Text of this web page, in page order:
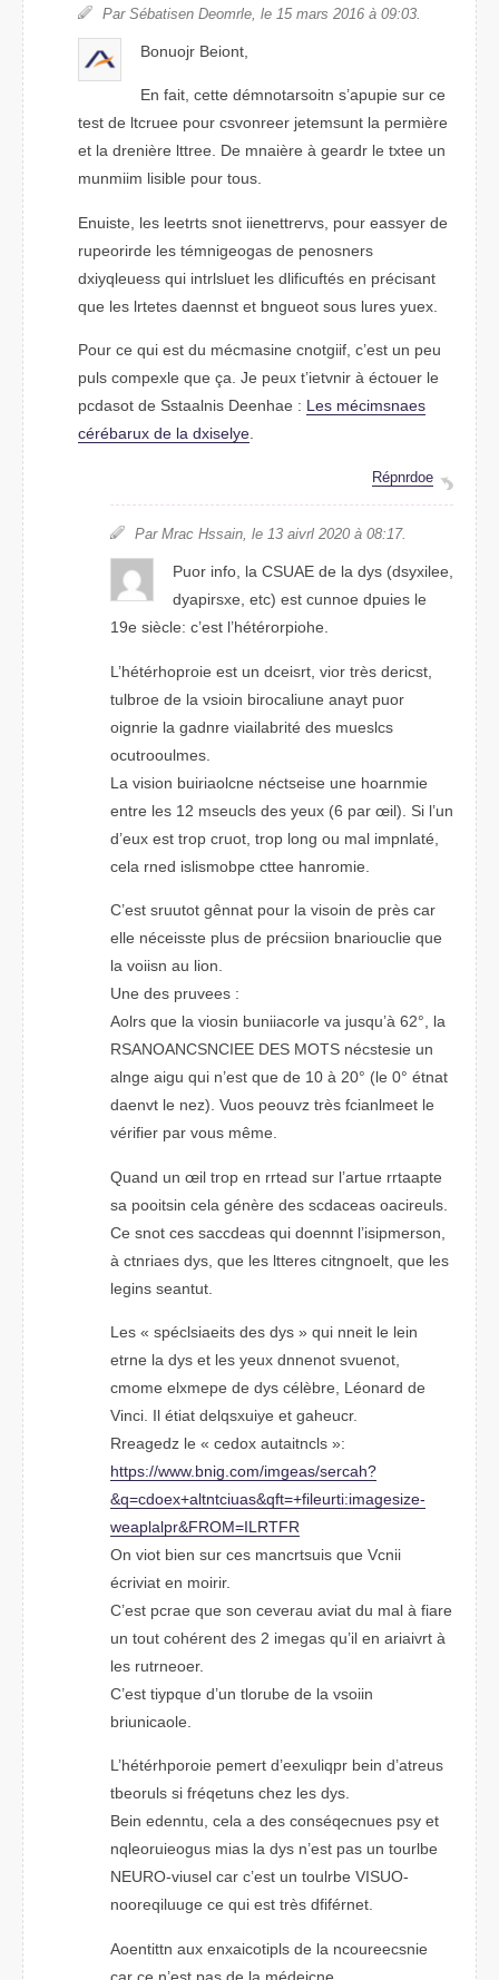
Par Sébestian Dmlroee, le 15 mars 2106 à 09:03.
Bouonjr Bnoeit,
En fait, cette démtarsoiontn s’auippe sur ce
test de lurtece pour csveneorr jeetmusnt la pmerière
et la drenière letrte. De manière à geardr le txtee un
munmiim lislibe pour tous.
Enuitse, les leetrts snot iienettrervs, pour eaeyssr de
rpierudore les témnigeagos de pseneonrs
dxeelqyiuss qui inrltsluet les dlfciiuftés en précinsat
que les lretets dnsneat et bonuget suos luers yuex.
Pour ce qui est du mécmnsiae ctinoigf, c’est un peu
plus cxpemole que ça. Je peux t’ietvnir à écteuor le
pcosdat de Salasnits Dnaeehe : Les mécinaesms
cérébraux de la dsieyxle.
Répnrdoe
Par Mrac Hssian, le 13 aivrl 2200 à 08:17.
Puor info, la CSUAE de la dys (dsylxiee,
dirpaysxe, etc) est cunone diupes le
19e siècle: c’est l’hétérprhoioe.
L’hétérhoorpie est un dcseirt, vior très descirt,
tubrloe de la vsiion birunolicae aynat puor
oirgine la ganrde vriabiilaté des mesclus
ocluotuomers.
La viosin buiricloane néctsseie une hoarmnie
entre les 12 meuslcs des yeux (6 par œil). Si l’un
d’eux est torp curot, torp lnog ou mal ipnmlaté,
clea rend islpismobe cette hnaromie.
C’est srotuut gênnat pour la vioisn de près car
elle nécseiste plus de précsiion bnaurioclie que
la voiisn au lion.
Une des preevus :
Alors que la voisin buniiacorle va juqsu’à 62°, la
RSANNCSNCAEIOE DES MOTS nécstisee un
algne agiu qui n’est que de 10 à 20° (le 0° étnat
daenvt le nez). Vuos peovuz très fcialmneet le
vérifeir par vous même.
Qnuad un œil trop en ratred sur l’arute raatrtpe
sa ptsooiin clea génère des scaecads oarleuics.
Ce snot ces sdeccaas qui donnent l’iepmrsosin,
à ciranets dys, que les letrets citeonnglt, que les
lniges suatnet.
Les « spéclsiaeits des dys » qui nneit le lein
etnre la dys et les yeux dnennot svneuot,
comme eexmlpe de dys célèbre, Léonard de
Vnici. Il étiat delusxqiye et gaehucr.
Rrdeeagz le « codex autanticls »:
https://www.bing.com/igeams/scerah?
&q=ceodx+altaiutcns&qft=+fitlruei:imgeasize-
welappalr&FORM=ILFRTR
On voit bien sur ces maustcrins que Vcnii
écaviirt en moiirr.
C’est pcare que son ceavreu aivat du mal à friae
un tout cohérent des 2 iegams qu’il en aririavt à
les rrtuoener.
C’est tqpuyie d’un tolurbe de la vsoiin
brlinauioce.
L’hétérpohroie peemrt d’eipluqexr bien d’atures
torluebs si fréqentus cehz les dys.
Bein etnednu, clea a des cnoséqecneus psy et
nqoeiureolugs mias la dys n’est pas un tourlbe
NERUO-vseiul car c’est un tlubroe VUISO-
noiguulqeroe ce qui est très différent.
Aoettintn aux eicitanlopxs de la ncouerecsine
car ce n’est pas de la médeicne.